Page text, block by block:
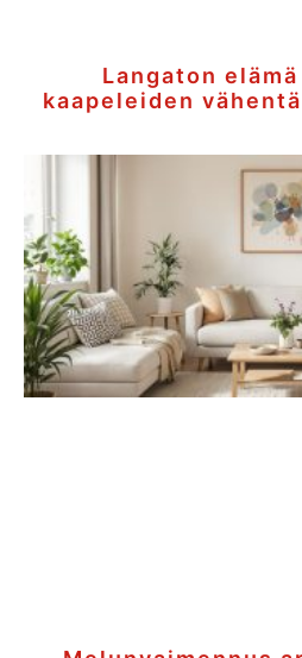
Langaton
kaapeleiden